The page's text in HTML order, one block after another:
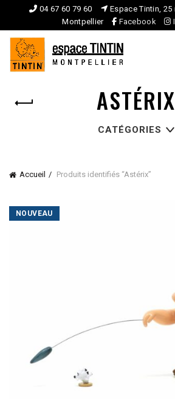
04 67 60 79 60
Espace Tintin, 25
Montpellier
Facebook
ASTÉRIX
CATÉGORIES
Accueil Produits identifiés “Astérix”
NOUVEAU